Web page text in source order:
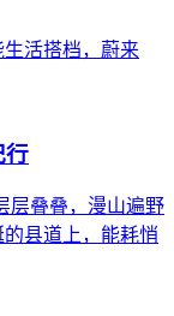
生活搭档，蔚来
行
层叠叠，漫山遍野
县道上，能耗悄